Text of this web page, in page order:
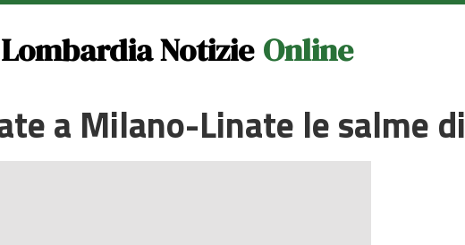
Lombardia Notizie Online
a Milano-Linate le salme